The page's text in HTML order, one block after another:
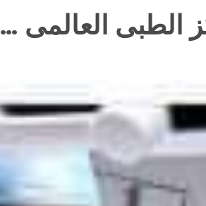
الطبى العالمى …